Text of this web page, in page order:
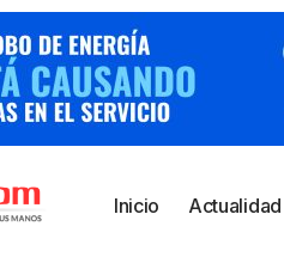
Inicio Actualidad